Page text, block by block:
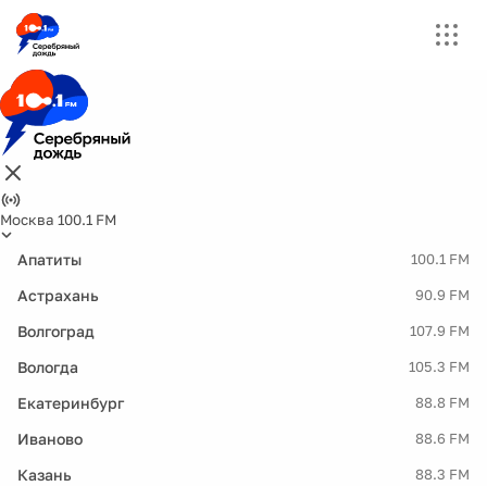
Москва 100.1 FM
Апатиты 100.1 FM
Астрахань 90.9 FM
Волгоград 107.9 FM
Вологда 105.3 FM
Екатеринбург 88.8 FM
Иваново 88.6 FM
Казань 88.3 FM